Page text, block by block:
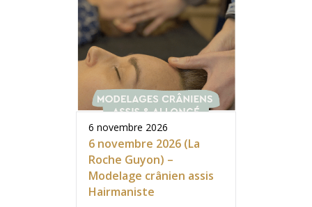
6 novembre 2026
6 novembre 2026 (La
Roche Guyon) –
Modelage crânien assis
Hairmaniste